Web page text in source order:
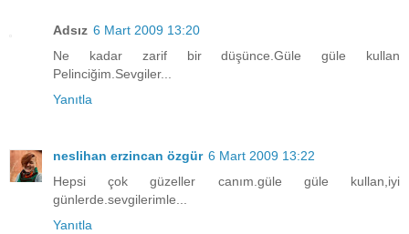
Adsız 6 Mart 2009 13:20
Ne kadar zarif bir düşünce.Güle güle kullan
Pelinciğim.Sevgiler...
Yanıtla
neslihan erzincan özgür 6 Mart 2009 13:22
Hepsi çok güzeller canım.güle güle kullan,iyi
günlerde.sevgilerimle...
Yanıtla